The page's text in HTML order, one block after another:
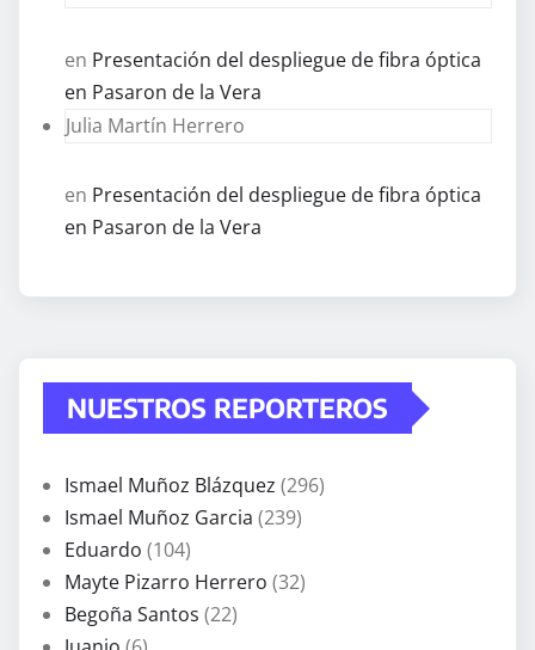
en Presentación del despliegue de fibra óptica
en Pasaron de la Vera
Julia Martín Herrero
en Presentación del despliegue de fibra óptica
en Pasaron de la Vera
NUESTROS REPORTEROS
Ismael Muñoz Blázquez (296)
Ismael Muñoz Garcia (239)
Eduardo (104)
Mayte Pizarro Herrero (32)
Begoña Santos (22)